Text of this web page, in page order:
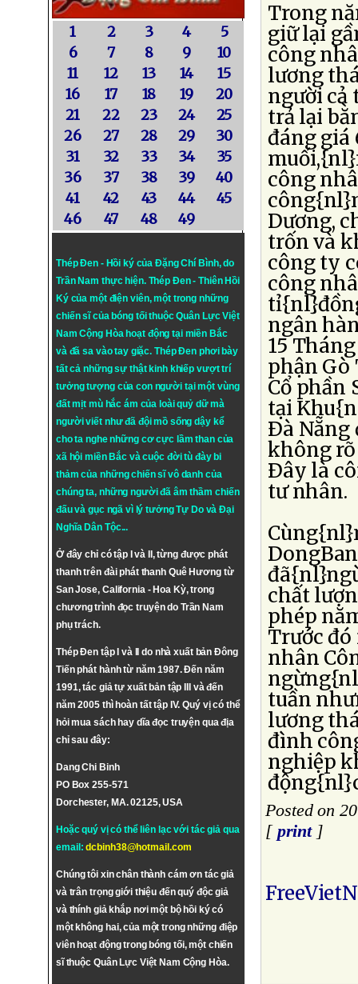
1 2 3 4
5
6
7 8 9
10
11
12 13 14
15
16
17 18 19
20
21
22 23 24
25
26
27 28 29
30
31
32 33 34
35
36
37 38 39
40
41
42 43 44
45
46
47 48 49
Thép Đen - Hồi ký của Đặng Chí Bình, do
Trần Nam thực hiện. Thép Đen- Thiên Hồi
Ký của một điện viên, một trong những
chiến sĩ của bóng tối thuộc Quân Lực Việt
Nam Cộng Hòa hoạt động tại miền Bắc
và đã sa vào tay giặc. Thép Đen phơi bày
tất cả những sự thật kinh khiếp vượt trí
tưởng tượng của con người tại một vùng
đất mịt mù hắc ám của loài quỷ dữ mà
người viết như đã đội mồ sống dậy kể
cho ta nghe những cơ cực lầm than của
xã hội miền Bắc và cuộc đời tù đày bi
thảm của những chiến sĩ vô danh của
chúng ta, những người đã âm thầm chiến
đấu và gục ngã vì lý tưởngTự DovàĐại
Nghĩa Dân Tộc...
Ở đây chỉ có tập I và II, từng được phát
thanh trên đài phát thanh Quê Hương từ
San Jose, California - Hoa Kỳ, trong
chương trình đọc truyện do Trần Nam
phụ trách.
Thép Đen tập I và II do nhà xuất bản Đông
Tiến phát hành từ năm 1987. Đến năm
1991, tác giả tự xuất bản tập III và đến
năm 2005 thì hoàn tất tập IV. Quý vị có thể
hỏi mua sách hay dĩa đọc truyện qua địa
chỉ sau đây:
Dang Chi Binh
PO Box 255-571
Dorchester, MA. 02125, USA
Hoặc quý vị có thể liên lạc với tác giả qua
email:dcbinh38@hotmail.com
Chúng tôi xin chân thành cám ơn tác giả
và trân trọng giới thiệu đến quý độc giả
và thính giả khắp nơi một bộ hồi ký có
một không hai, của một trong những điệp
viên hoạt động trong bóng tối, một chiến
sĩ thuộc Quân Lực Việt Nam Cộng Hòa.
Trong
giữ lại
công
lương
người cả
trả lại
đáng giá
công
Dương,
trốn và
công ty
công
ngân
15
phận
Cổ phần
tại
Ðà Nẵng
không rõ
Ðây là
tư nhân.
chất
phép
Trước
nhân
tuần
lương
đình
nghiệp
Posted on
[ print]